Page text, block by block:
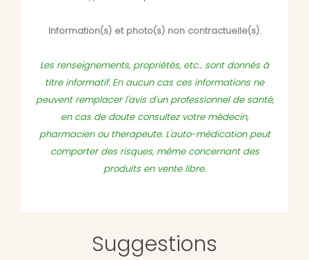
Information(s) et photo(s) non contractuelle(s).
Les renseignements, propriétés, etc... sont donnés à
titre informatif. En aucun cas ces informations ne
peuvent remplacer l'avis d'un professionnel de santé,
en cas de doute consultez votre médecin,
pharmacien ou therapeute. L'auto-médication peut
comporter des risques, même concernant des
produits en vente libre.
Suggestions